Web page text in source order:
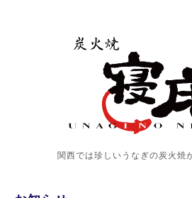
関西では珍しいうなぎの炭火焼